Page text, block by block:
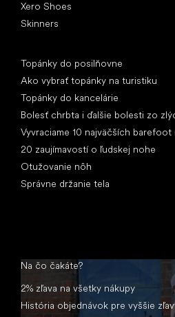
Xero Shoes
Skinners
Topánky do posilňovne
Ako vybrať topánky na turistiku
Topánky do kancelárie
Bolesť chrbta i ďalšie bolesti zo
Vyvraciame 10 najväčších barefoot
20 zaujímavostí o ľudskej nohe
Otužovanie nôh
Správne držanie tela
Na čo čakáte?
2% zľava na všetky nákupy
História objednávok pre vyššie